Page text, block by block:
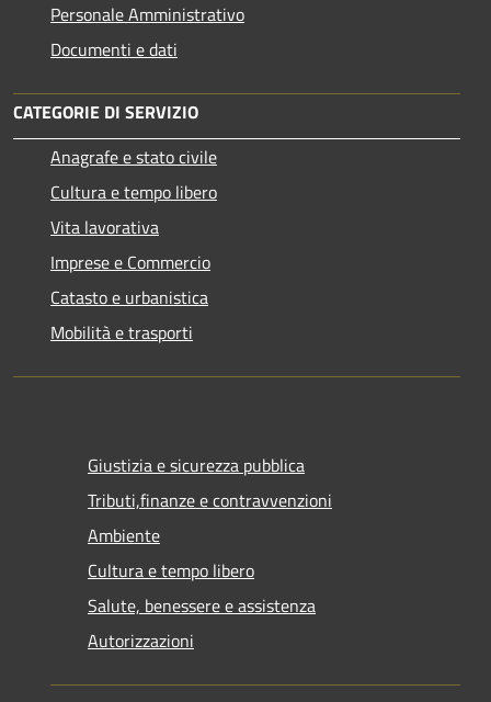
Personale Amministrativo
Documenti e dati
CATEGORIE DI SERVIZIO
Anagrafe e stato civile
Cultura e tempo libero
Vita lavorativa
Imprese e Commercio
Catasto e urbanistica
Mobilità e trasporti
Giustizia e sicurezza pubblica
Tributi,finanze e contravvenzioni
Ambiente
Cultura e tempo libero
Salute, benessere e assistenza
Autorizzazioni